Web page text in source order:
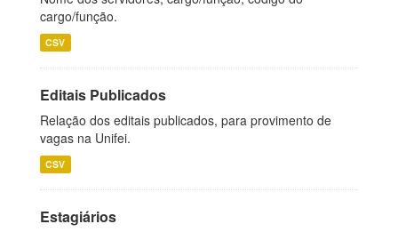
cargo/função.
CSV
Editais Publicados
Relação dos editais publicados, para provimento de
vagas na Unifei.
CSV
Estagiários